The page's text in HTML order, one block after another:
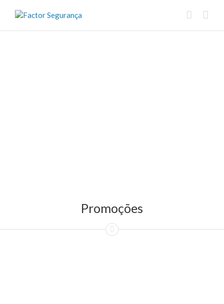
Promoções